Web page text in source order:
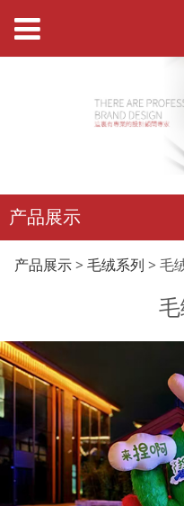
产品展示
毛绒 (22)
产品展示> 毛绒系列 > 毛